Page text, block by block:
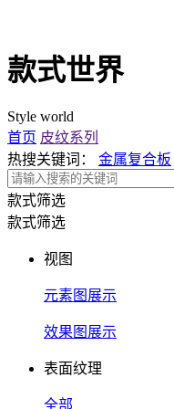
款式世界
Style world
首页 皮纹系列
热搜关键词：
金属复合板
款式筛选
款式筛选
视图
元素图展示
效果图展示
表面纹理
全部